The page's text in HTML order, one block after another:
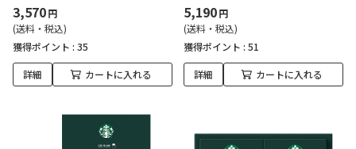
3,570円
(送料・税込)
獲得ポイント : 35
詳細 カートに入れる
5,190円
(送料・税込)
獲得ポイント : 51
詳細 カートに入れる